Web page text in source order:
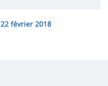
février 2018